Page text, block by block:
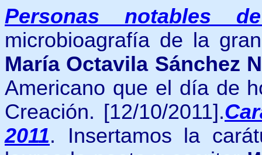
Personas notables
microbioagrafía de la
María Octavila Sánchez
Americano que el día de
Creación. [12/10/2011].
2011. Insertamos la